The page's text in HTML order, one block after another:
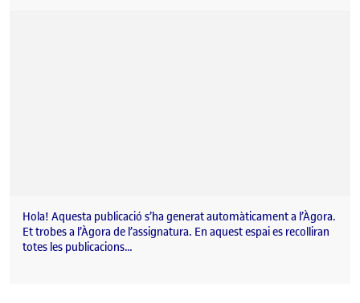
Hola! Aquesta publicació s’ha generat automàticament a l’Àgora.
Et trobes a l’Àgora de l’assignatura. En aquest espai es recolliran
totes les publicacions…